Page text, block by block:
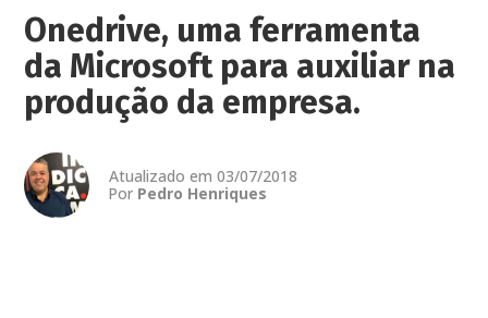
Onedrive, uma ferramenta
da Microsoft para auxiliar na
produção da empresa.
Atualizado em 03/07/2018
Por Pedro Henriques